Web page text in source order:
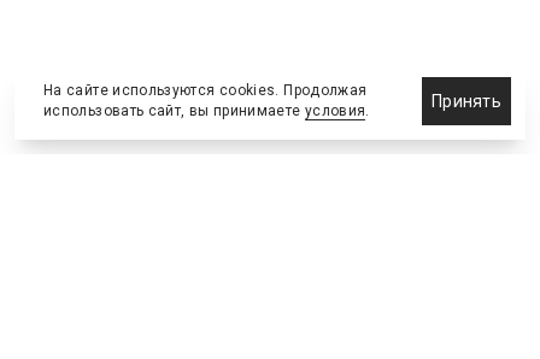
На сайте используются cookies. Продолжая
использовать сайт, вы принимаете условия.
Принять